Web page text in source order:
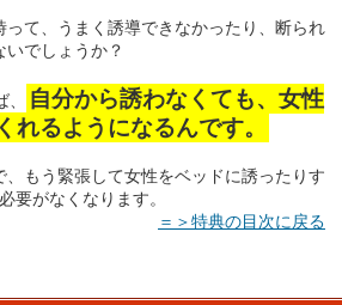
て、うまく誘導できなかったり、断られ
でしょうか？
自分から誘わなくても、女性
れるようになるんです。
、もう緊張して女性をベッドに誘ったりす
要がなくなります。
＝＞特典の目次に戻る